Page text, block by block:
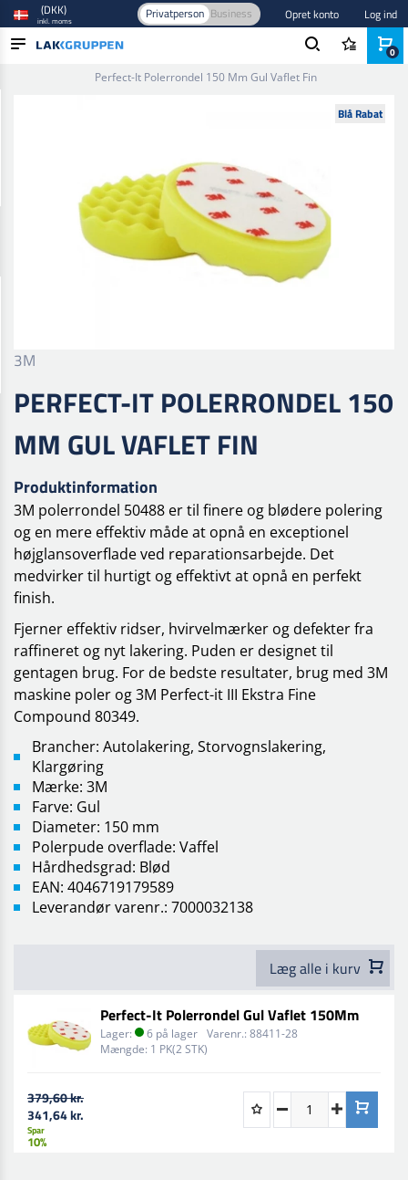
(DKK)
inkl. moms Privatperson Business Opret konto Log ind
Perfect-It Polerrondel 150 Mm Gul Vaflet Fin
Blå Rabat
3M
PERFECT-IT POLERRONDEL 150
MM GUL VAFLET FIN
Produktinformation
3M polerrondel 50488 er til finere og blødere polering
og en mere effektiv måde at opnå en exceptionel
højglansoverflade ved reparationsarbejde. Det
medvirker til hurtigt og effektivt at opnå en perfekt
finish.
Fjerner effektiv ridser, hvirvelmærker og defekter fra
raffineret og nyt lakering. Puden er designet til
gentagen brug. For de bedste resultater, brug med 3M
maskine poler og 3M Perfect-it III Ekstra Fine
Compound 80349.
Brancher: Autolakering, Storvognslakering,
Klargøring
Mærke: 3M
Farve: Gul
Diameter: 150 mm
Polerpude overflade: Vaffel
Hårdhedsgrad: Blød
EAN: 4046719179589
Leverandør varenr.: 7000032138
Læg alle i kurv
Perfect-It Polerrondel Gul Vaflet 150Mm
Lager: 6 på lager Varenr.: 88411-28
Mængde: 1 PK(2 STK)
379,60 kr.
341,64 kr.
Spar
10%
0